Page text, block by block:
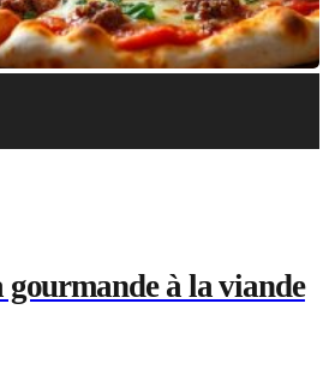
gourmande à la viande